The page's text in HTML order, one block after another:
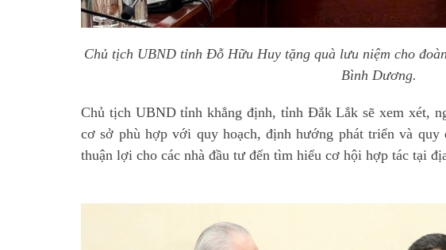
Chủ tịch UBND tỉnh Đỗ Hữu Huy tặng quà lưu niệm cho
Bình Dương.
Chủ tịch UBND tỉnh khẳng định, tỉnh Đắk Lắk sẽ xem xét,
cơ sở phù hợp với quy hoạch, định hướng phát triển và
thuận lợi cho các nhà đầu tư đến tìm hiểu cơ hội hợp tác tại